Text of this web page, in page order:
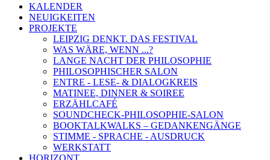
KALENDER
NEUIGKEITEN
PROJEKTE
LEIPZIG DENKT. DAS FESTIVAL
WAS WÄRE, WENN ...?
LANGE NACHT DER PHILOSOPHIE
PHILOSOPHISCHER SALON
ENTRE - LESE- & DIALOGKREIS
MATINEE, DINNER & SOIREE
ERZÄHLCAFÉ
SOUNDCHECK-PHILOSOPHIE-SALON
BOOKTALKWALKS – GEDANKENGÄNGE
STIMME - SPRACHE - AUSDRUCK
WERKSTATT
HORIZONT